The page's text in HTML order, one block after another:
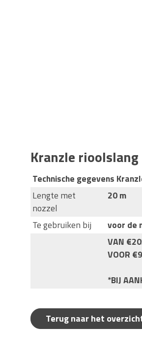
Kranzle
Technische gegevens
Lengte met
nozzel
20 m
Te gebruiken bij
voor de
VAN
VOOR
*BIJ
Terug naar het